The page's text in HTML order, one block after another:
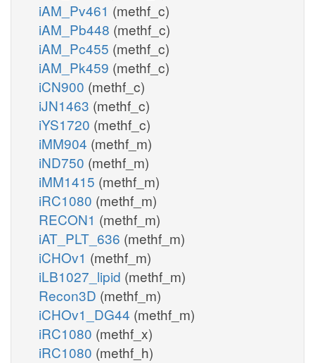
iAM_Pv461 (methf_c)
iAM_Pb448 (methf_c)
iAM_Pc455 (methf_c)
iAM_Pk459 (methf_c)
iCN900 (methf_c)
iJN1463 (methf_c)
iYS1720 (methf_c)
iMM904 (methf_m)
iND750 (methf_m)
iMM1415 (methf_m)
iRC1080 (methf_m)
RECON1 (methf_m)
iAT_PLT_636 (methf_m)
iCHOv1 (methf_m)
iLB1027_lipid (methf_m)
Recon3D (methf_m)
iCHOv1_DG44 (methf_m)
iRC1080 (methf_x)
iRC1080 (methf_h)